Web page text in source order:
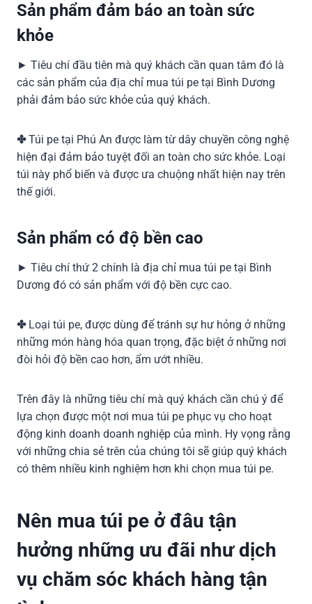
Sản phẩm đảm báo an toàn sức
khỏe
► Tiêu chí đầu tiên mà quý khách cần quan tâm đó là
các sản phẩm của địa chỉ mua túi pe tại Bình Dương
phải đảm bảo sức khỏe của quý khách.
✤Túi pe tại Phú An được làm từ dây chuyền công nghệ
hiện đại đảm bảo tuyệt đối an toàn cho sức khỏe. Loại
túi này phổ biến và được ưa chuộng nhất hiện nay trên
thế giới.
Sản phẩm có độ bền cao
► Tiêu chí thứ 2 chính là địa chỉ mua túi pe tại Bình
Dương đó có sản phẩm với độ bền cực cao.
✤Loại túi pe, được dùng để tránh sự hư hỏng ở những
những món hàng hóa quan trọng, đặc biệt ở những nơi
đòi hỏi độ bền cao hơn, ẩm ướt nhiều.
Trên đây là những tiêu chí mà quý khách cần chú ý để
lựa chọn được một nơi mua túi pe phục vụ cho hoạt
động kinh doanh doanh nghiệp của mình. Hy vọng rằng
với những chia sẻ trên của chúng tôi sẽ giúp quý khách
có thêm nhiều kinh nghiệm hơn khi chọn mua túi pe.
Nên mua túi pe ở đâu tận
hưởng những ưu đãi như dịch
vụ chăm sóc khách hàng tận